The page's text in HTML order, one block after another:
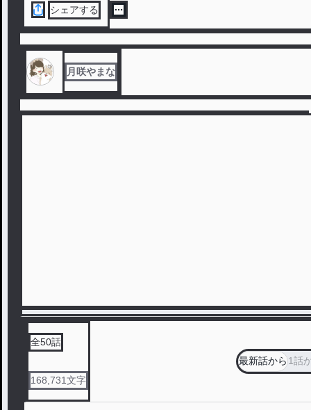
シェアする
月咲やまな
全50話
168,731文字
最新話から1話